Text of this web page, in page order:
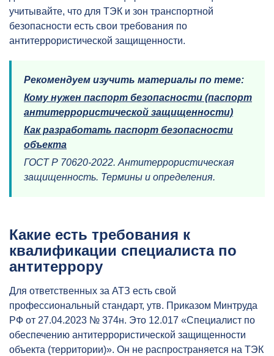
учитывайте, что для ТЭК и зон транспортной
безопасности есть свои требования по
антитеррористической защищенности.
Рекомендуем изучить материалы по теме:
Кому нужен паспорт безопасности (паспорт
антитеррористической защищенности)
Как разработать паспорт безопасности
объекта
ГОСТ Р 70620-2022. Антитеррористическая
защищенность. Термины и определения.
Какие есть требования к
квалификации специалиста по
антитеррору
Для ответственных за АТЗ есть свой
профессиональный стандарт, утв. Приказом Минтруда
РФ от 27.04.2023 № 374н. Это 12.017 «Специалист по
обеспечению антитеррористической защищенности
объекта (территории)». Он не распространяется на ТЭК